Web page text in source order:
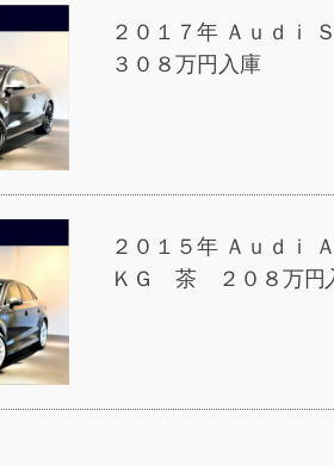
２０１７年 Ａｕｄｉ
３０８万円入庫
２０１５年 Ａｕｄｉ
ＫＧ 茶 ２０８万円